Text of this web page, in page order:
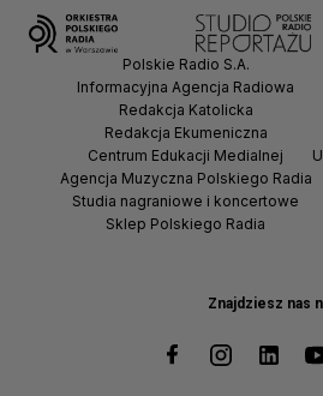
Znajdziesz nas
Polskie Radio S.A.
Informacyjna Agencja Radiowa
Redakcja Katolicka
Redakcja Ekumeniczna
Centrum Edukacji Medialnej
Agencja Muzyczna Polskiego Radia
Studia nagraniowe i koncertowe
Sklep Polskiego Radia